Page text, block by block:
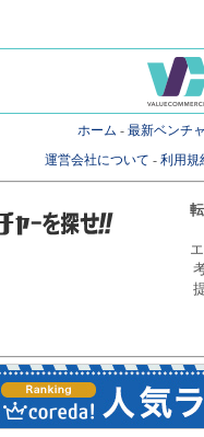
ホーム - 最新ベンチ
運営会社について - 利用規